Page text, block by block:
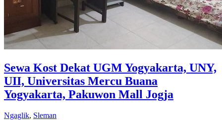
Sewa Kost Dekat UGM Yogyakarta, UNY,
UII, Universitas Mercu Buana
Yogyakarta, Pakuwon Mall Jogja
Ngaglik, Sleman